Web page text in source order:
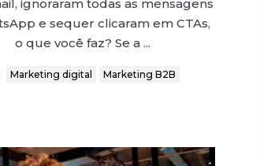
ignoraram todas as mensagens
e sequer clicaram em CTAs,
o que você faz? Se a ...
Marketing digital Marketing B2B